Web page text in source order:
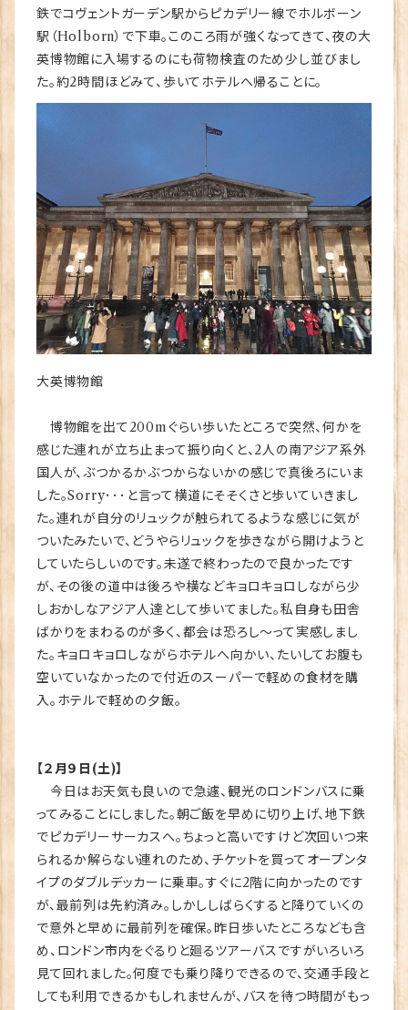
鉄でコヴェントガーデン駅からピカデリー線でホルボーン
駅（Holborn）で下車。このころ雨が強くなってきて、夜の大
英博物館に入場するのにも荷物検査のため少し並びまし
た。約2時間ほどみて、歩いてホテルへ帰ることに。
大英博物館
博物館を出て200mぐらい歩いたところで突然、何かを
感じた連れが立ち止まって振り向くと、2人の南アジア系外
国人が、ぶつかるかぶつからないかの感じで真後ろにいま
した。Sorry･･･と言って横道にそそくさと歩いていきまし
た。連れが自分のリュックが触られてるような感じに気が
ついたみたいで、どうやらリュックを歩きながら開けようと
していたらしいのです。未遂で終わったので良かったです
が、その後の道中は後ろや横などキョロキョロしながら少
しおかしなアジア人達として歩いてました。私自身も田舎
ばかりをまわるのが多く、都会は恐ろし～って実感しまし
た。キョロキョロしながらホテルへ向かい、たいしてお腹も
空いていなかったので付近のスーパーで軽めの食材を購
入。ホテルで軽めの夕飯。
【２月９日(土)】
今日はお天気も良いので急遽、観光のロンドンバスに乗
ってみることにしました。朝ご飯を早めに切り上げ、地下鉄
でピカデリーサーカスへ。ちょっと高いですけど次回いつ来
られるか解らない連れのため、チケットを買ってオープンタ
イプのダブルデッカーに乗車。すぐに2階に向かったのです
が、最前列は先約済み。しかししばらくすると降りていくの
で意外と早めに最前列を確保。昨日歩いたところなども含
め、ロンドン市内をぐるりと廻るツアーバスですがいろいろ
見て回れました。何度でも乗り降りできるので、交通手段と
しても利用できるかもしれませんが、バスを待つ時間がもっ